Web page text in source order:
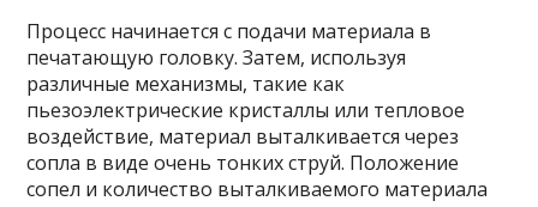
Процесс начинается с подачи материала в
печатающую головку. Затем, используя
различные механизмы, такие как
пьезоэлектрические кристаллы или тепловое
воздействие, материал выталкивается через
сопла в виде очень тонких струй. Положение
сопел и количество выталкиваемого материала